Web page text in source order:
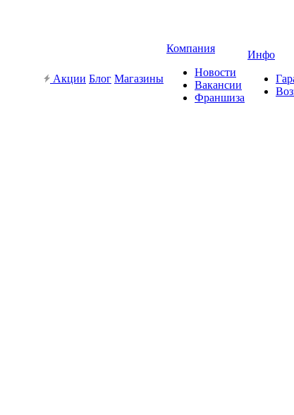
Акции Блог Магазины
Компания
Новости
Вакансии
Франшиза
Инфо